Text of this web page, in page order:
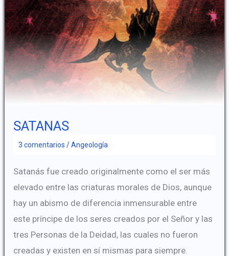
SATANAS
3 comentarios /Angeología
Satanás fue creado originalmente como el ser más
elevado entre las criaturas morales de Dios, aunque
hay un abismo de diferencia inmensurable entre
este príncipe de los seres creados por el Señor y las
tres Personas de la Deidad, las cuales no fueron
creadas y existen en sí mismas para siempre.